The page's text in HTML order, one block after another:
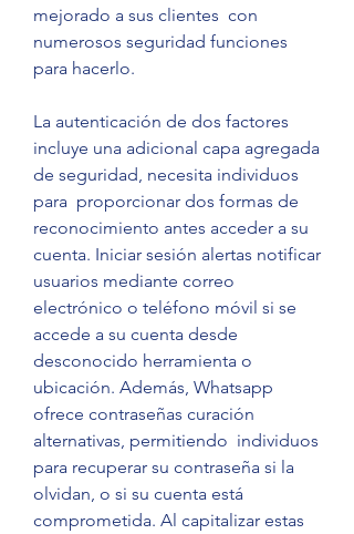
mejorado a sus clientes  con
numerosos seguridad funciones
para hacerlo.
La autenticación de dos factores
incluye una adicional capa agregada
de seguridad, necesita individuos
para  proporcionar dos formas de
reconocimiento antes acceder a su
cuenta. Iniciar sesión alertas notificar
usuarios mediante correo
electrónico o teléfono móvil si se
accede a su cuenta desde
desconocido herramienta o
ubicación. Además, Whatsapp
ofrece contraseñas curación
alternativas, permitiendo  individuos
para recuperar su contraseña si la
olvidan, o si su cuenta está
comprometida. Al capitalizar estas